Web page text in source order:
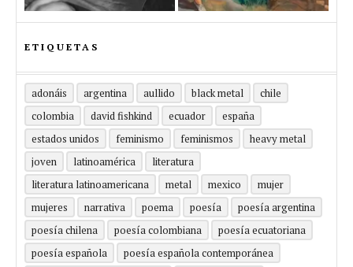
ETIQUETAS
adonáis argentina aullido black metal
chile
colombia
david fishkind ecuador
españa
estados unidos
feminismo feminismos
heavy metal
joven
latinoamérica
literatura
literatura latinoamericana
metal mexico
mujer
mujeres
narrativa poema poesía
poesía argentina
poesía chilena
poesía colombiana
poesía ecuatoriana
poesía española
poesía española contemporánea